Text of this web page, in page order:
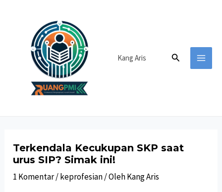
Kang Aris Cari
Terkendala Kecukupan SKP saat
urus SIP? Simak ini!
1 Komentar/keprofesian/ OlehKang Aris